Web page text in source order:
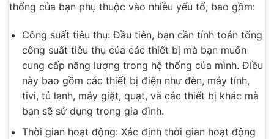
thống của bạn phụ thuộc vào nhiều yếu tố, bao gồm:
Công suất tiêu thụ: Đầu tiên, bạn cần tính toán tổng
công suất tiêu thụ của các thiết bị mà bạn muốn
cung cấp năng lượng trong hệ thống của mình. Điều
này bao gồm các thiết bị điện như đèn, máy tính,
tivi, tủ lạnh, máy giặt, quạt, và các thiết bị khác mà
bạn sẽ sử dụng trong gia đình.
Thời gian hoạt động: Xác định thời gian hoạt động